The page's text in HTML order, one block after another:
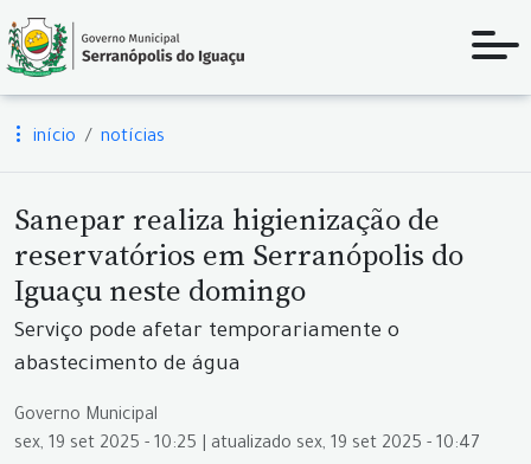
início notícias
Sanepar realiza higienização de
reservatórios em Serranópolis do
Iguaçu neste domingo
Serviço pode afetar temporariamente o
abastecimento de água
Governo Municipal
sex, 19 set 2025 - 10:25 | atualizado sex, 19 set 2025 - 10:47